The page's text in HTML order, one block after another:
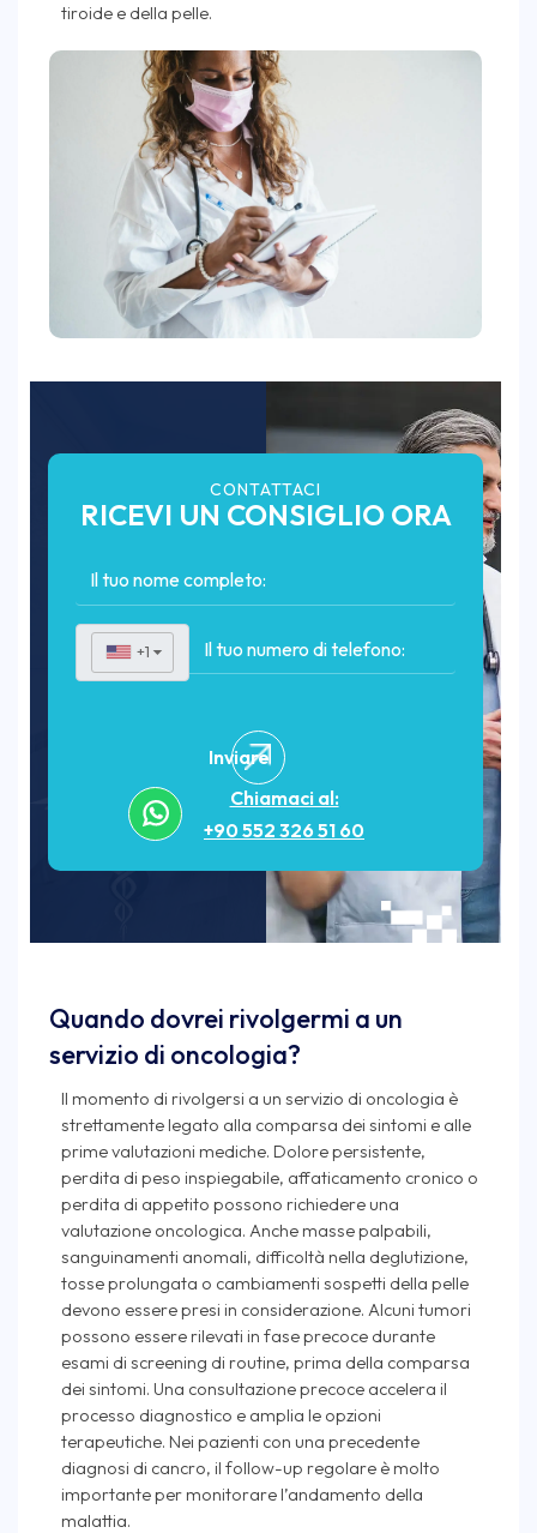
tiroide e della pelle.
CONTATTACI
RICEVI UN CONSIGLIO ORA
+1 ▼
Inviare
Chiamaci al:
+90 552 326 51 60
Quando dovrei rivolgermi a un
servizio di oncologia?
Il momento di rivolgersi a un servizio di oncologia è
strettamente legato alla comparsa dei sintomi e alle
prime valutazioni mediche. Dolore persistente,
perdita di peso inspiegabile, affaticamento cronico o
perdita di appetito possono richiedere una
valutazione oncologica. Anche masse palpabili,
sanguinamenti anomali, difficoltà nella deglutizione,
tosse prolungata o cambiamenti sospetti della pelle
devono essere presi in considerazione. Alcuni tumori
possono essere rilevati in fase precoce durante
esami di screening di routine, prima della comparsa
dei sintomi. Una consultazione precoce accelera il
processo diagnostico e amplia le opzioni
terapeutiche. Nei pazienti con una precedente
diagnosi di cancro, il follow-up regolare è molto
importante per monitorare l’andamento della
malattia.